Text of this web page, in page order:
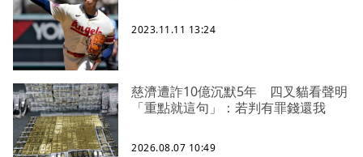
2023.11.11 13:24
慈濟遭詐10億沉默5年 四叉貓看聲明
「重點就這句」：若判有罪錢還我
2026.08.07 10:49